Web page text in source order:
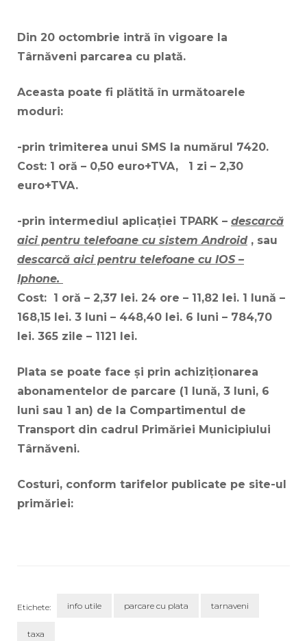
Din 20 octombrie intră în vigoare la
Târnăveni parcarea cu plată.
Aceasta poate fi plătită în următoarele
moduri:
-prin trimiterea unui SMS la numărul 7420.
Cost: 1 oră – 0,50 euro+TVA, 1 zi – 2,30
euro+TVA.
-prin intermediul aplicației TPARK – descarcă
aici pentru telefoane cu sistem Android, sau
descarcă aici pentru telefoane cu IOS –
Iphone.
Cost: 1 oră – 2,37 lei. 24 ore – 11,82 lei. 1 lună –
168,15 lei. 3 luni – 448,40 lei. 6 luni – 784,70
lei. 365 zile – 1121 lei.
Plata se poate face și prin achiziționarea
abonamentelor de parcare (1 lună, 3 luni, 6
luni sau 1 an) de la Compartimentul de
Transport din cadrul Primăriei Municipiului
Târnăveni.
Costuri, conform tarifelor publicate pe site-ul
primăriei:
Etichete: info utile parcare cu plata tarnaveni
taxa